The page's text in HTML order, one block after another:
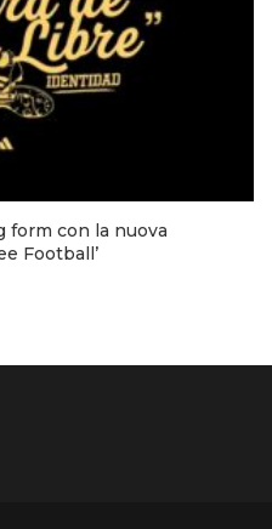
form con la nuova
Football’